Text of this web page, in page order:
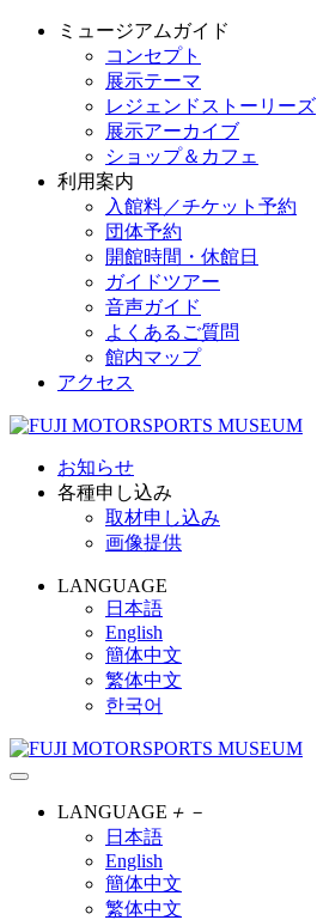
ミュージアムガイド
コンセプト
展示テーマ
レジェンドストーリーズ
展示アーカイブ
ショップ＆カフェ
利用案内
入館料／チケット予約
団体予約
開館時間・休館日
ガイドツアー
音声ガイド
よくあるご質問
館内マップ
アクセス
お知らせ
各種申し込み
取材申し込み
画像提供
LANGUAGE
日本語
English
簡体中文
繁体中文
한국어
LANGUAGE ＋ －
日本語
English
簡体中文
繁体中文